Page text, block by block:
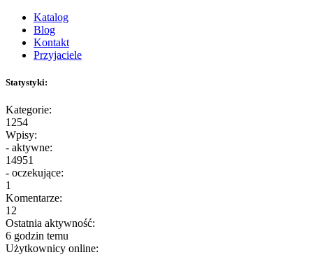
Katalog
Blog
Kontakt
Przyjaciele
Statystyki:
Kategorie:
1254
Wpisy:
- aktywne:
14951
- oczekujące:
1
Komentarze:
12
Ostatnia aktywność:
6 godzin temu
Użytkownicy online: